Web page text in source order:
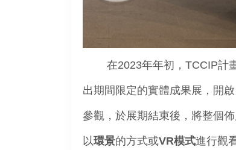
在2023年年初，TCCIP計畫
出期間限定的實體成果展， 開啟
參觀，於展期結束後， 將整個
以環景的方式或VR模式進行觀